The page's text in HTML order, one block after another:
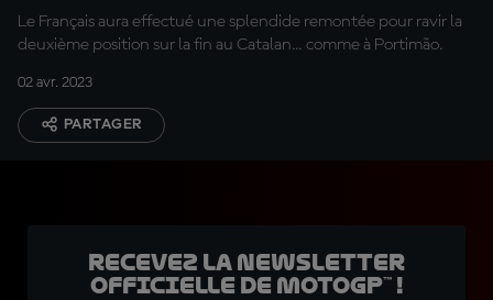
Le Français aura effectué une splendide remontée pour ravir la
deuxième position sur la fin au Catalan... comme à Portimão.
02 avr. 2023
PARTAGER
Recevez la Newsletter
officielle de MotoGP™ !